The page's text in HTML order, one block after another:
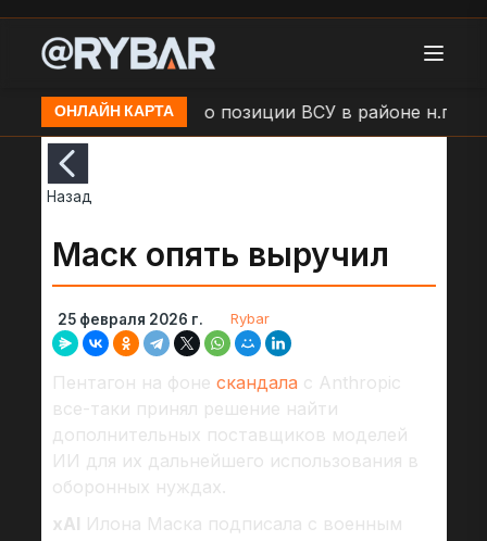
ОНЛАЙН КАРТА
Удар БЛА по позиции ВСУ в районе н.п.
Назад
Маск опять выручил
25 февраля 2026 г. Rybar
Пентагон на фоне скандала с Anthropic
все-таки принял решение найти
дополнительных поставщиков моделей
ИИ для их дальнейшего использования в
оборонных нуждах.
xAI Илона Маска подписала с военным